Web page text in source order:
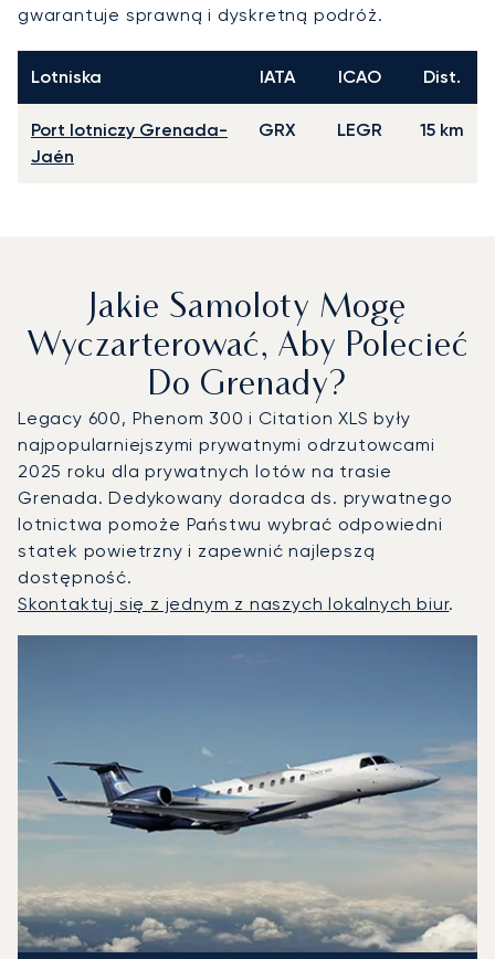
gwarantuje sprawną i dyskretną podróż.
Lotniska IATA ICAO Dist.
Port lotniczy Grenada-
Jaén
GRX LEGR 15 km
Jakie Samoloty Mogę
Wyczarterować, Aby Polecieć
Do Grenady?
Legacy 600, Phenom 300 i Citation XLS były
najpopularniejszymi prywatnymi odrzutowcami
2025 roku dla prywatnych lotów na trasie
Grenada. Dedykowany doradca ds. prywatnego
lotnictwa pomoże Państwu wybrać odpowiedni
statek powietrzny i zapewnić najlepszą
dostępność.
Skontaktuj się z jednym z naszych lokalnych biur.